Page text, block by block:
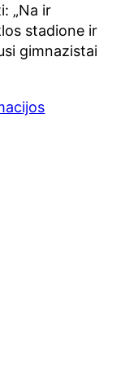
„Na ir
stadione ir
gimnazistai